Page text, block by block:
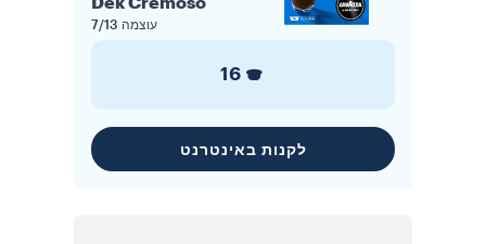
עוצמה 7/13
16
לקנות באינטרנט